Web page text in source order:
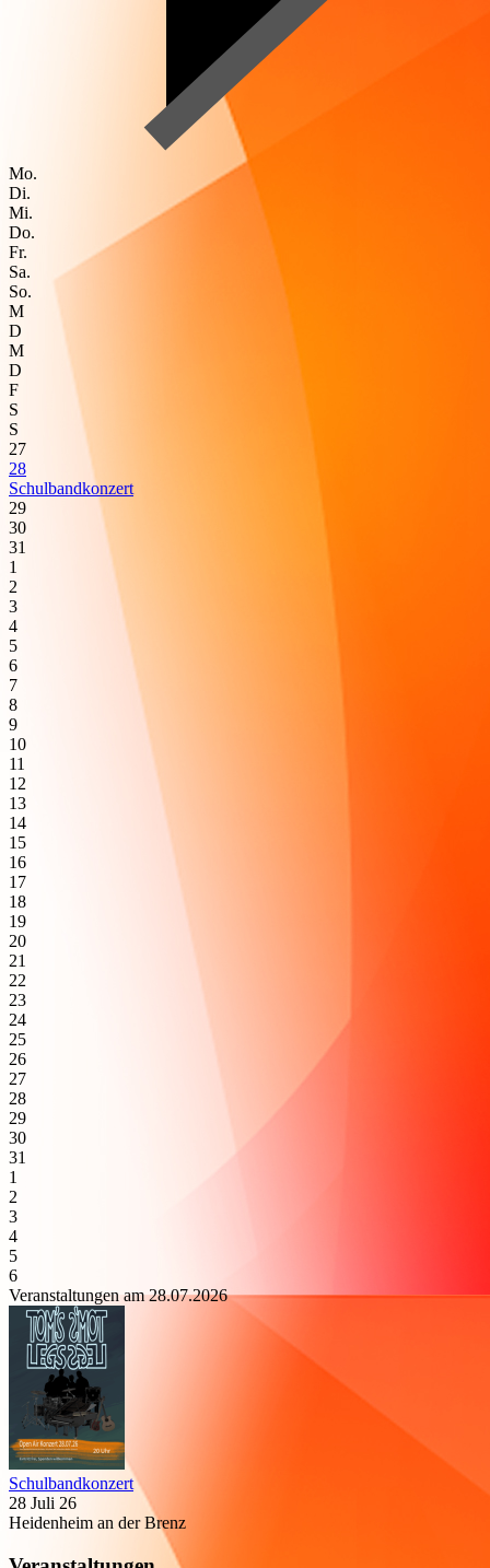
Mo.
Di.
Mi.
Do.
Fr.
Sa.
So.
M
D
M
D
F
S
S
27
28
Schulbandkonzert
29
30
31
1
2
3
4
5
6
7
8
9
10
11
12
13
14
15
16
17
18
19
20
21
22
23
24
25
26
27
28
29
30
31
1
2
3
4
5
6
Veranstaltungen am 28.07.2026
Schulbandkonzert
28 Juli 26
Heidenheim an der Brenz